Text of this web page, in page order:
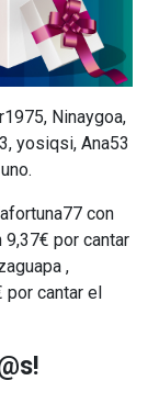
Ninaygoa,
yosiqsi, Ana53
con
por cantar
,
por cantar el